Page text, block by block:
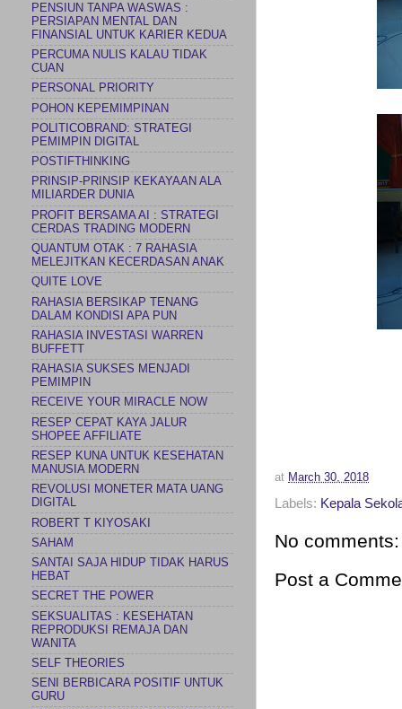
at March 30, 2018
Labels: Kepala
No comments:
Post a
PENSIUN TANPA WASWAS :
PERSIAPAN MENTAL DAN
FINANSIAL UNTUK KARIER KEDUA
PERCUMA NULIS KALAU TIDAK
CUAN
PERSONAL PRIORITY
POHON KEPEMIMPINAN
POLITICOBRAND: STRATEGI
PEMIMPIN DIGITAL
POSTIFTHINKING
PRINSIP-PRINSIP KEKAYAAN ALA
MILIARDER DUNIA
PROFIT BERSAMA AI : STRATEGI
CERDAS TRADING MODERN
QUANTUM OTAK : 7 RAHASIA
MELEJITKAN KECERDASAN ANAK
QUITE LOVE
RAHASIA BERSIKAP TENANG
DALAM KONDISI APA PUN
RAHASIA INVESTASI WARREN
BUFFETT
RAHASIA SUKSES MENJADI
PEMIMPIN
RECEIVE YOUR MIRACLE NOW
RESEP CEPAT KAYA JALUR
SHOPEE AFFILIATE
RESEP KUNA UNTUK KESEHATAN
MANUSIA MODERN
REVOLUSI MONETER MATA UANG
DIGITAL
ROBERT T KIYOSAKI
SAHAM
SANTAI SAJA HIDUP TIDAK HARUS
HEBAT
SECRET THE POWER
SEKSUALITAS : KESEHATAN
REPRODUKSI REMAJA DAN
WANITA
SELF THEORIES
SENI BERBICARA POSITIF UNTUK
GURU